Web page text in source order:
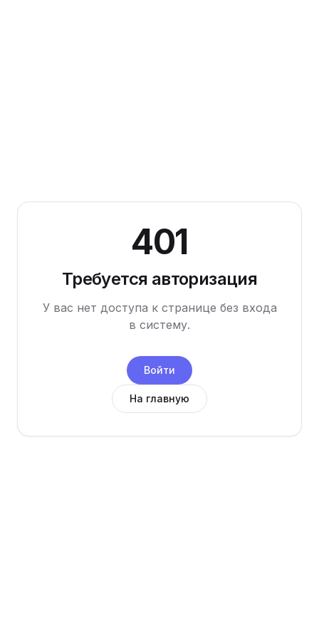
401
Требуется авторизация
У вас нет доступа к странице без входа
в систему.
Войти
На главную